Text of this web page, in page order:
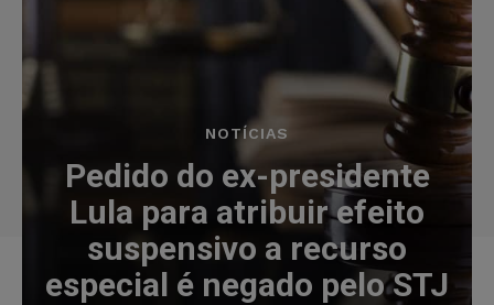
NOTÍCIAS
Pedido do ex-presidente
Lula para atribuir efeito
suspensivo a recurso
especial é negado pelo STJ